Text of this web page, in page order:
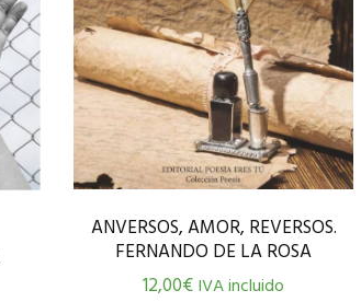
ANVERSOS, AMOR, REVERSOS.
FERNANDO DE LA ROSA
12,00€IVA incluido